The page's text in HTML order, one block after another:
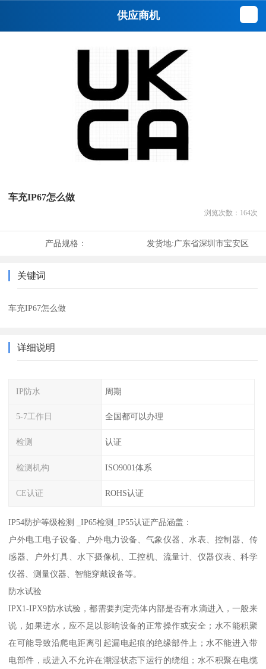
供应商机
车充IP67怎么做
浏览次数： 164次
产品规格： 发货地:广东省深圳市宝安区
关键词
车充IP67怎么做
详细说明
IP防水 周期
5-7工作日 全国都可以办理
检测 认证
检测机构 ISO9001体系
CE认证 ROHS认证
IP54防护等级检测 _IP65检测_IP55认证产品涵盖：
户外电工电子设备、户外电力设备、气象仪器、水表、控制器、传
感器、户外灯具、水下摄像机、工控机、流量计、仪器仪表、科学
仪器、测量仪器、智能穿戴设备等。
防水试验
IPX1-IPX9防水试验，都需要判定壳体内部是否有水滴进入，一般来
说，如果进水，应不足以影响设备的正常操作或安全；水不能积聚
在可能导致沿爬电距离引起漏电起痕的绝缘部件上；水不能进入带
电部件，或进入不允许在潮湿状态下运行的绕组；水不积聚在电缆